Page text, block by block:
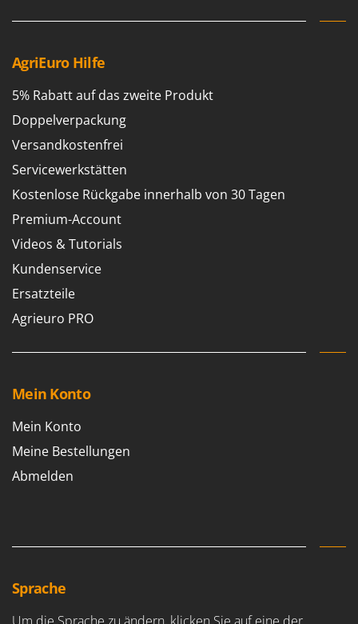
AgriEuro Hilfe
5% Rabatt auf das zweite Produkt
Doppelverpackung
Versandkostenfrei
Servicewerkstätten
Kostenlose Rückgabe innerhalb von 30 Tagen
Premium-Account
Videos & Tutorials
Kundenservice
Ersatzteile
Agrieuro PRO
Mein Konto
Mein Konto
Meine Bestellungen
Abmelden
Sprache
Um die Sprache zu ändern, klicken Sie auf eine der